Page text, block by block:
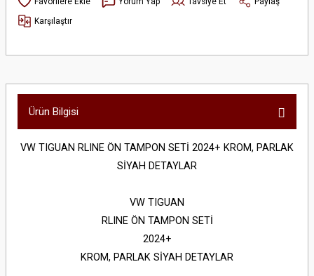
Karşılaştır
Ürün Bilgisi
VW TIGUAN RLINE ÖN TAMPON SETİ 2024+ KROM, PARLAK
SİYAH DETAYLAR
VW TIGUAN
RLINE ÖN TAMPON SETİ
2024+
KROM, PARLAK SİYAH DETAYLAR